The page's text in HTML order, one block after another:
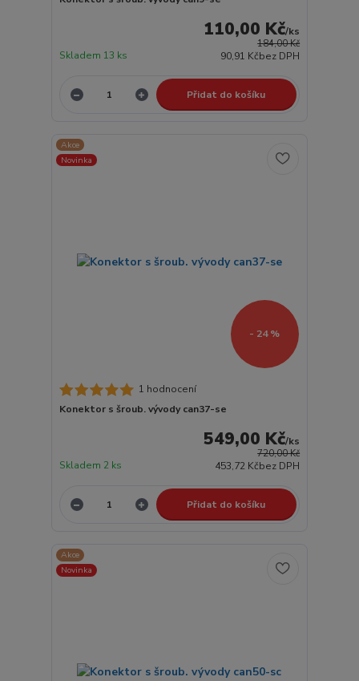
184,00 Kč
110,00 Kč/ks
90,91 Kčbez DPH
Skladem 13 ks
Přidat do košíku
Akce
Novinka
- 24 %
1 hodnocení
Konektor s šroub. vývody can37-se
720,00 Kč
549,00 Kč/ks
453,72 Kčbez DPH
Skladem 2 ks
Přidat do košíku
Akce
Novinka